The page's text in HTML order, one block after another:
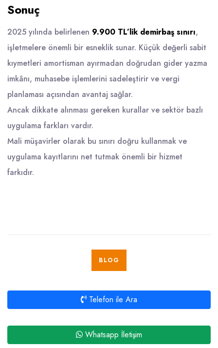
Sonuç
2025 yılında belirlenen 9.900 TL’lik demirbaş sınırı,
işletmelere önemli bir esneklik sunar. Küçük değerli sabit
kıymetleri amortisman ayırmadan doğrudan gider yazma
imkânı, muhasebe işlemlerini sadeleştirir ve vergi
planlaması açısından avantaj sağlar.
Ancak dikkate alınması gereken kurallar ve sektör bazlı
uygulama farkları vardır.
Mali müşavirler olarak bu sınırı doğru kullanmak ve
uygulama kayıtlarını net tutmak önemli bir hizmet
farkıdır.
BLOG
Telefon ile Ara
Whatsapp İletişim